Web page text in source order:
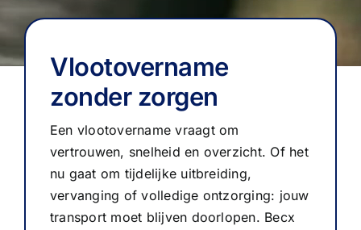
Vlootovername
zonder zorgen
Een vlootovername vraagt om
vertrouwen, snelheid en overzicht. Of het
nu gaat om tijdelijke uitbreiding,
vervanging of volledige ontzorging: jouw
transport moet blijven doorlopen. Becx